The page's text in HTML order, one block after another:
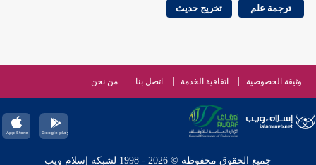
ترجمة علم تخريج حديث
وثيقة الخصوصية اتفاقية الخدمة اتصل بنا من نحن
جميع الحقوق محفوظة © 2026 - 1998 لشبكة إسلام ويب